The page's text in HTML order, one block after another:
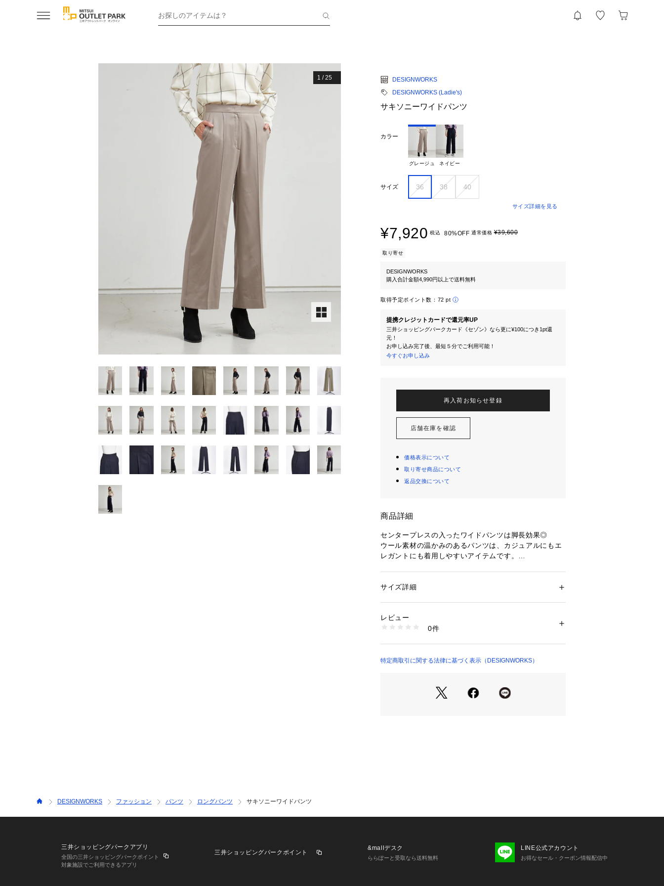
お探しのアイテムは？
1 /25
DESIGNWORKS
DESIGNWORKS (Ladie's)
サキソニーワイドパンツ
カラー
グレージュ ネイビー
サイズ 36 38 40
サイズ詳細を見る
¥7,920 税込 80%OFF 通常価格¥39,600
取り寄せ
DESIGNWORKS
購入合計金額4,990円以上で送料無料
取得予定ポイント数： 72 pt
提携クレジットカードで還元率UP
三井ショッピングパークカード《セゾン》なら更に¥100につき1pt還
元！
お申し込み完了後、最短５分でご利用可能！
今すぐお申し込み
再入荷お知らせ登録
店舗在庫を確認
価格表示について
取り寄せ商品について
返品交換について
商品詳細
センタープレスの入ったワイドパンツは脚長効果◎
ウール素材の温かみのあるパンツは、カジュアルにもエ
レガントにも着用しやすいアイテムです。
38性別：レディース
洗濯：ドライクリーニング
※詳しい洗濯方法については、商品の品質表示タグをご覧くださ
商品番号：1096900000552 （モール）
サイズ詳細
レビュー
0件
特定商取引に関する法律に基づく表示（DESIGNWORKS）
DESIGNWORKS ファッション パンツ ロングパンツ サキソニーワイドパンツ
三井ショッピングパークアプリ
全国の三井ショッピングパークポイント
対象施設でご利用できるアプリ
三井ショッピングパークポイント
&mallデスク
ららぽーと受取なら送料無料
LINE公式アカウント
お得なセール・クーポン情報配信中